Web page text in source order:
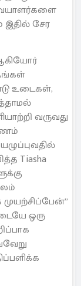
இதில் சேர
ஆகியோர்
உடைகள்,
வருவது
Tiasha
ஒரு